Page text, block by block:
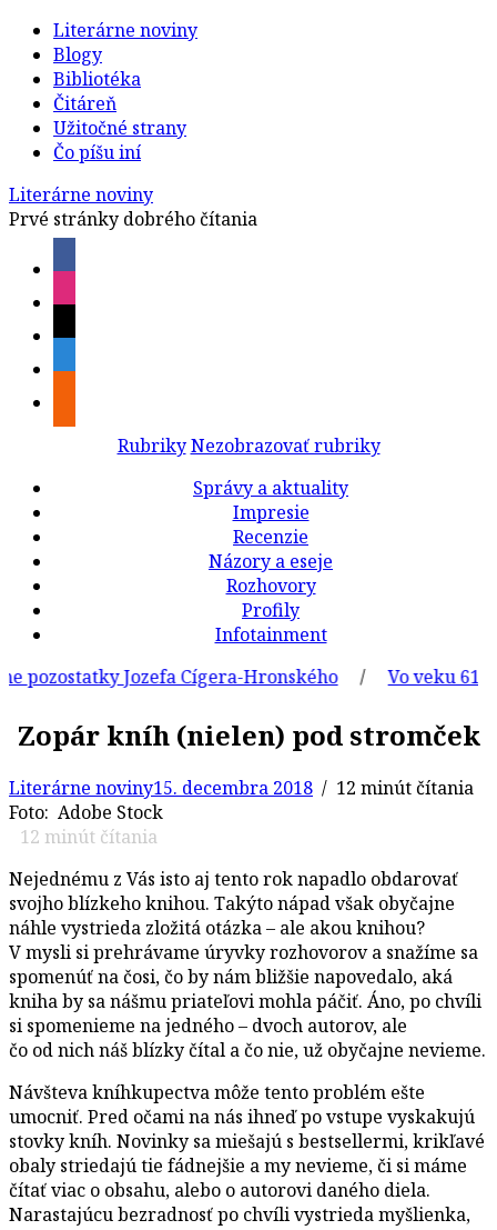
Literárne noviny
Blogy
Bibliotéka
Čitáreň
Užitočné strany
Čo píšu iní
Literárne noviny
Prvé stránky dobrého čítania
Rubriky Nezobrazovať rubriky
Správy a aktuality
Impresie
Recenzie
Názory a eseje
Rozhovory
Profily
Infotainment
Jozefa Cígera-Hronského/Vo veku 61 rokov
Zopár kníh (nielen) pod stromček
Literárne noviny15. decembra 2018 / 12 minút čítania
Foto: Adobe Stock
12 minút čítania
Nejednému z Vás isto aj tento rok napadlo obdarovať
svojho blízkeho knihou. Takýto nápad však obyčajne
náhle vystrieda zložitá otázka – ale akou knihou?
V mysli si prehrávame úryvky rozhovorov a snažíme sa
spomenúť na čosi, čo by nám bližšie napovedalo, aká
kniha by sa nášmu priateľovi mohla páčiť. Áno, po chvíli
si spomenieme na jedného – dvoch autorov, ale
čo od nich náš blízky čítal a čo nie, už obyčajne nevieme.
Návšteva kníhkupectva môže tento problém ešte
umocniť. Pred očami na nás ihneď po vstupe vyskakujú
stovky kníh. Novinky sa miešajú s bestsellermi, krikľavé
obaly striedajú tie fádnejšie a my nevieme, či si máme
čítať viac o obsahu, alebo o autorovi daného diela.
Narastajúcu bezradnosť po chvíli vystrieda myšlienka,